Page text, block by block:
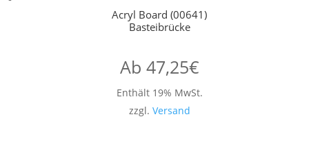
Acryl Board (00641)
Basteibrücke
Ab 47,25€
Enthält 19% MwSt.
zzgl. Versand